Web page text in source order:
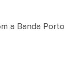
a Banda Porto